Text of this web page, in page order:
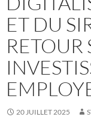
ET DU
RETOUR
20 JUILLET 2025